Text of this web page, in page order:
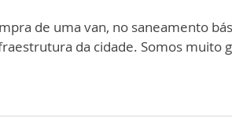
de uma van, no saneamento
da cidade. Somos muito